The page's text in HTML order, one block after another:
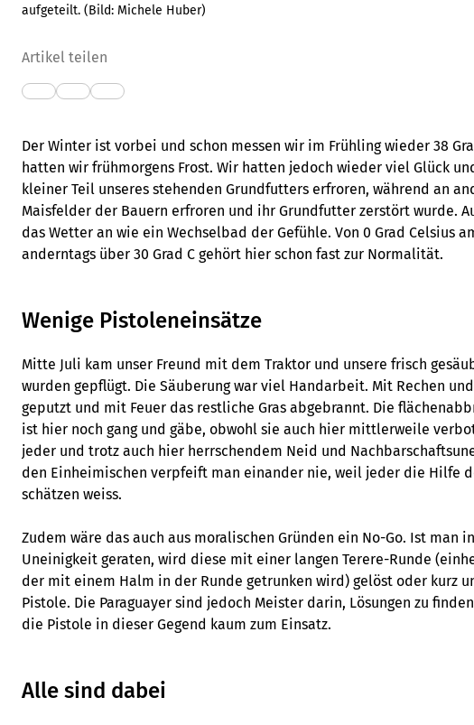
aufgeteilt. (Bild: Michele Huber)
Artikel teilen
Der Winter ist vorbei und schon messen wir im Frühling wieder 38
hatten wir frühmorgens Frost. Wir hatten jedoch wieder viel Glück
kleiner Teil unseres stehenden Grundfutters erfroren, während an
Maisfelder der Bauern erfroren und ihr Grundfutter zerstört wurde.
das Wetter an wie ein Wechselbad der Gefühle. Von 0 Grad Celsius
anderntags über 30 Grad C gehört hier schon fast zur Normalität.
Wenige Pistoleneinsätze
Mitte Juli kam unser Freund mit dem Traktor und unsere frisch
wurden gepflügt. Die Säuberung war viel Handarbeit. Mit Rechen
geputzt und mit Feuer das restliche Gras abgebrannt. Die
ist hier noch gang und gäbe, obwohl sie auch hier mittlerweile
jeder und trotz auch hier herrschendem Neid und
den Einheimischen verpfeift man einander nie, weil jeder die Hilfe
schätzen weiss.
Zudem wäre das auch aus moralischen Gründen ein No-Go. Ist man
Uneinigkeit geraten, wird diese mit einer langen Terere-Runde
der mit einem Halm in der Runde getrunken wird) gelöst oder kurz
Pistole. Die Paraguayer sind jedoch Meister darin, Lösungen zu
die Pistole in dieser Gegend kaum zum Einsatz.
Alle sind dabei